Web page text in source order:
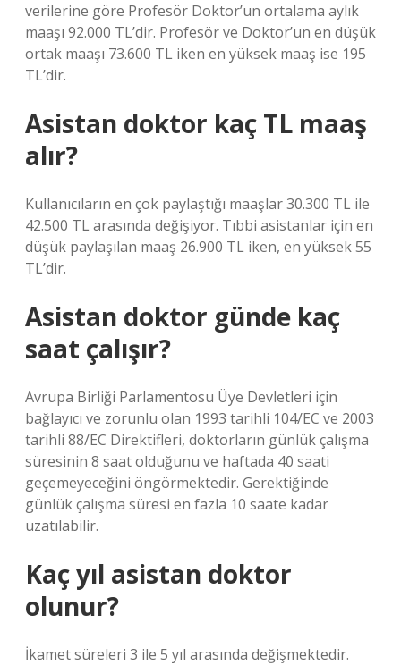
verilerine göre Profesör Doktor’un ortalama aylık
maaşı 92.000 TL’dir. Profesör ve Doktor’un en düşük
ortak maaşı 73.600 TL iken en yüksek maaş ise 195
TL’dir.
Asistan doktor kaç TL maaş
alır?
Kullanıcıların en çok paylaştığı maaşlar 30.300 TL ile
42.500 TL arasında değişiyor. Tıbbi asistanlar için en
düşük paylaşılan maaş 26.900 TL iken, en yüksek 55
TL’dir.
Asistan doktor günde kaç
saat çalışır?
Avrupa Birliği Parlamentosu Üye Devletleri için
bağlayıcı ve zorunlu olan 1993 tarihli 104/EC ve 2003
tarihli 88/EC Direktifleri, doktorların günlük çalışma
süresinin 8 saat olduğunu ve haftada 40 saati
geçemeyeceğini öngörmektedir. Gerektiğinde
günlük çalışma süresi en fazla 10 saate kadar
uzatılabilir.
Kaç yıl asistan doktor
olunur?
İkamet süreleri 3 ile 5 yıl arasında değişmektedir.